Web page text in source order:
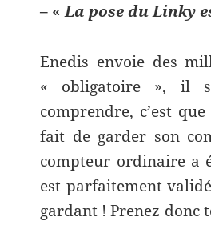
– « La pose du Linky
Enedis envoie des
« obligatoire », il
comprendre, c’est
fait de garder son
compteur ordinaire a
est parfaitement
gardant ! Prenez donc